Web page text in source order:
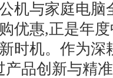
机与家庭电脑
优惠,正是年
时机。作为深
产品创新与精